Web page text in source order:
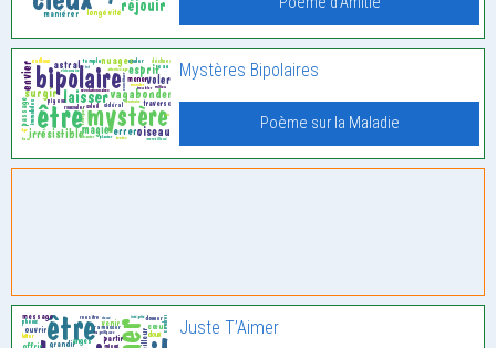
Mystères Bipolaires
Poème sur la Maladie
Juste T’Aimer